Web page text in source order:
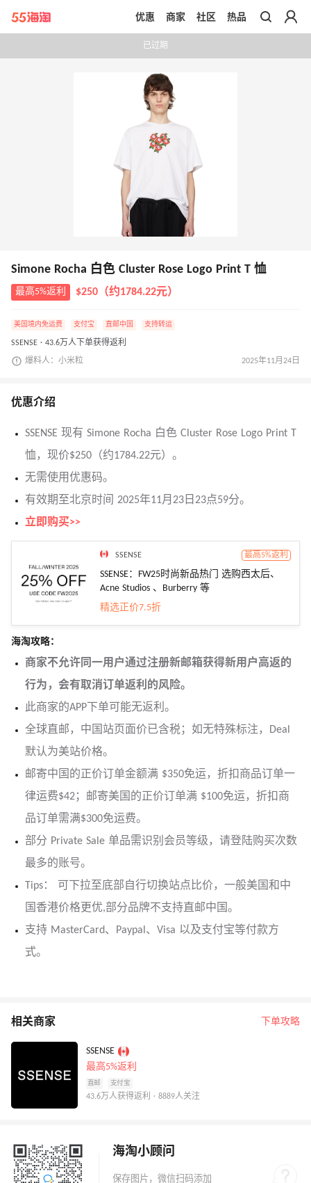
带你去官网买正品
优惠 商家 社区 热品
已过期
Simone Rocha 白色 Cluster Rose Logo Print T 恤
最高5%返利 $250（约1784.22元）
美国境内免运费 支付宝 直邮中国 支持转运
SSENSE · 43.6万人下单获得返利
爆料人：小米粒 2025年11月24日
优惠介绍
SSENSE 现有 Simone Rocha 白色 Cluster Rose Logo Print T
恤，现价$250（约1784.22元）。
无需使用优惠码。
有效期至北京时间 2025年11月23日23点59分。
立即购买>>
SSENSE 最高5%返利
SSENSE：FW25时尚新品热门 选购西太后、
Acne Studios 、Burberry 等
精选正价7.5折
海淘攻略：
商家不允许同一用户通过注册新邮箱获得新用户高返的
行为，会有取消订单返利的风险。
此商家的APP下单可能无返利。
全球直邮，中国站页面价已含税；如无特殊标注，Deal
默认为美站价格。
邮寄中国的正价订单金额满 $350免运，折扣商品订单一
律运费$42；邮寄美国的正价订单满 $100免运，折扣商
品订单需满$300免运费。
部分 Private Sale 单品需识别会员等级，请登陆购买次数
最多的账号。
Tips： 可下拉至底部自行切换站点比价，一般美国和中
国香港价格更优,部分品牌不支持直邮中国。
支持 MasterCard、Paypal、Visa 以及支付宝等付款方
式。
相关商家 下单攻略
SSENSE
最高5%返利
直邮 支付宝
43.6万人获得返利 · 8889人关注
海淘小顾问